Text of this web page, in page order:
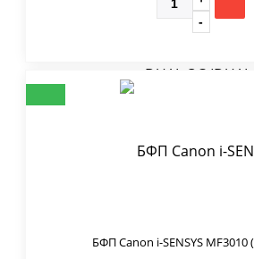
БФП Canon i-SENSYS MF3010